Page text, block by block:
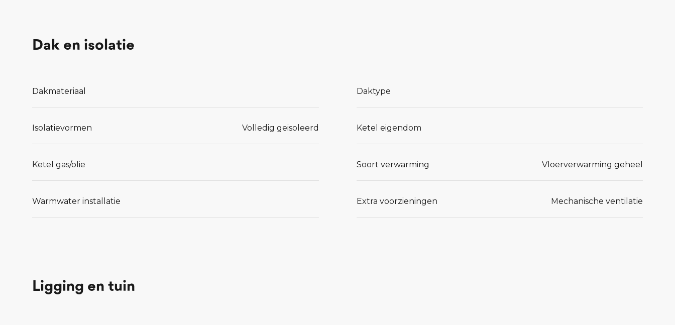
Dak en isolatie
Dakmateriaal Daktype
Isolatievormen Volledig geisoleerd Ketel eigendom
Ketel gas/olie Soort verwarming Vloerverwarming geheel
Warmwater installatie Extra voorzieningen Mechanische ventilatie
Ligging en tuin